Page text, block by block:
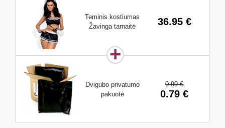
Teminis kostiumas
Žavinga tarnaitė
36.95 €
Dvigubo privatumo
pakuotė
0.99 €
0.79 €